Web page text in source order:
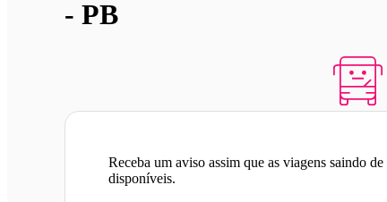
- PB
Receba um aviso assim que as viagens saindo de
disponíveis.